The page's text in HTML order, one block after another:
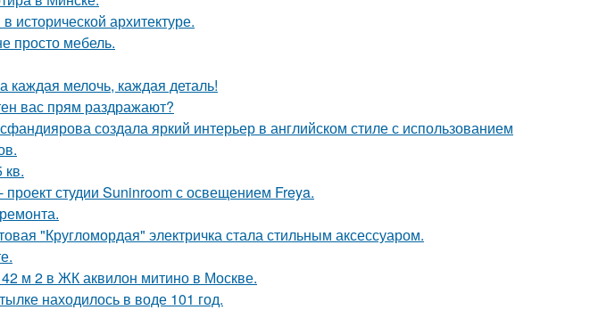
исторической архитектуре.
просто мебель.
каждая мелочь, каждая деталь!
вас прям раздражают?
создала яркий интерьер в английском стиле с использованием
кв.
студии Suninroom с освещением Freya.
"Кругломордая" электричка стала стильным аксессуаром.
м 2 в ЖК аквилон митино в Москве.
находилось в воде 101 год.